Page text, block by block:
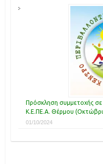
Πρόσκληση συμμετοχής σε
Κ.Ε.ΠΕ.Α. Θέρμου
01/10/2024